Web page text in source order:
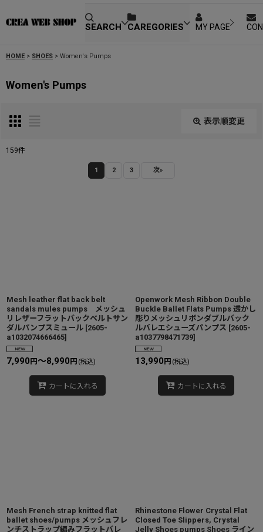
SEARCH CAREGORIES MY PAGE
HOME > SHOES > Women's Pumps
Women's Pumps
表示順変更
159件
1 2 3 次»
Mesh leather flat back belt
sandals mules pumps メッシュ
リレザーフラットバックベルトサン
ダルパンプスミュール [2605-
a1032074666465]
7,990 円 ～8,990 円 (税込)
カートに入れる
Openwork Mesh Ribbon Double
Buckle Ballet Flats Pumps 透かし
彫りメッシュリボンダブルバック
ルバレエシューズパンプス [2605-
a1037798471739]
13,990 円 (税込)
カートに入れる
Mesh French strap knitted flat
ballet shoes/pumps メッシュフレ
ンチストラップ編みフラットバレ
Rhinestone Flower Crystal Flat
Closed Toe Slippers, Crystal
Jelly Shoes pumps Shoes ライン